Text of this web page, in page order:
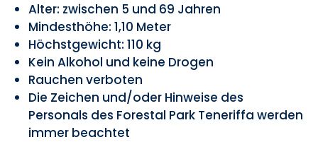
Alter: zwischen 5 und 69 Jahren
Mindesthöhe: 1,10 Meter
Höchstgewicht: 110 kg
Kein Alkohol und keine Drogen
Rauchen verboten
Die Zeichen und/oder Hinweise des
Personals des Forestal Park Teneriffa werden
immer beachtet